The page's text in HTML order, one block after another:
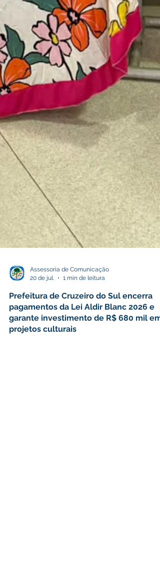
Assessoria de Comunicação
20 de jul.
1 min de leitura
Prefeitura de Cruzeiro do Sul encerra
pagamentos da Lei Aldir Blanc 2026 e